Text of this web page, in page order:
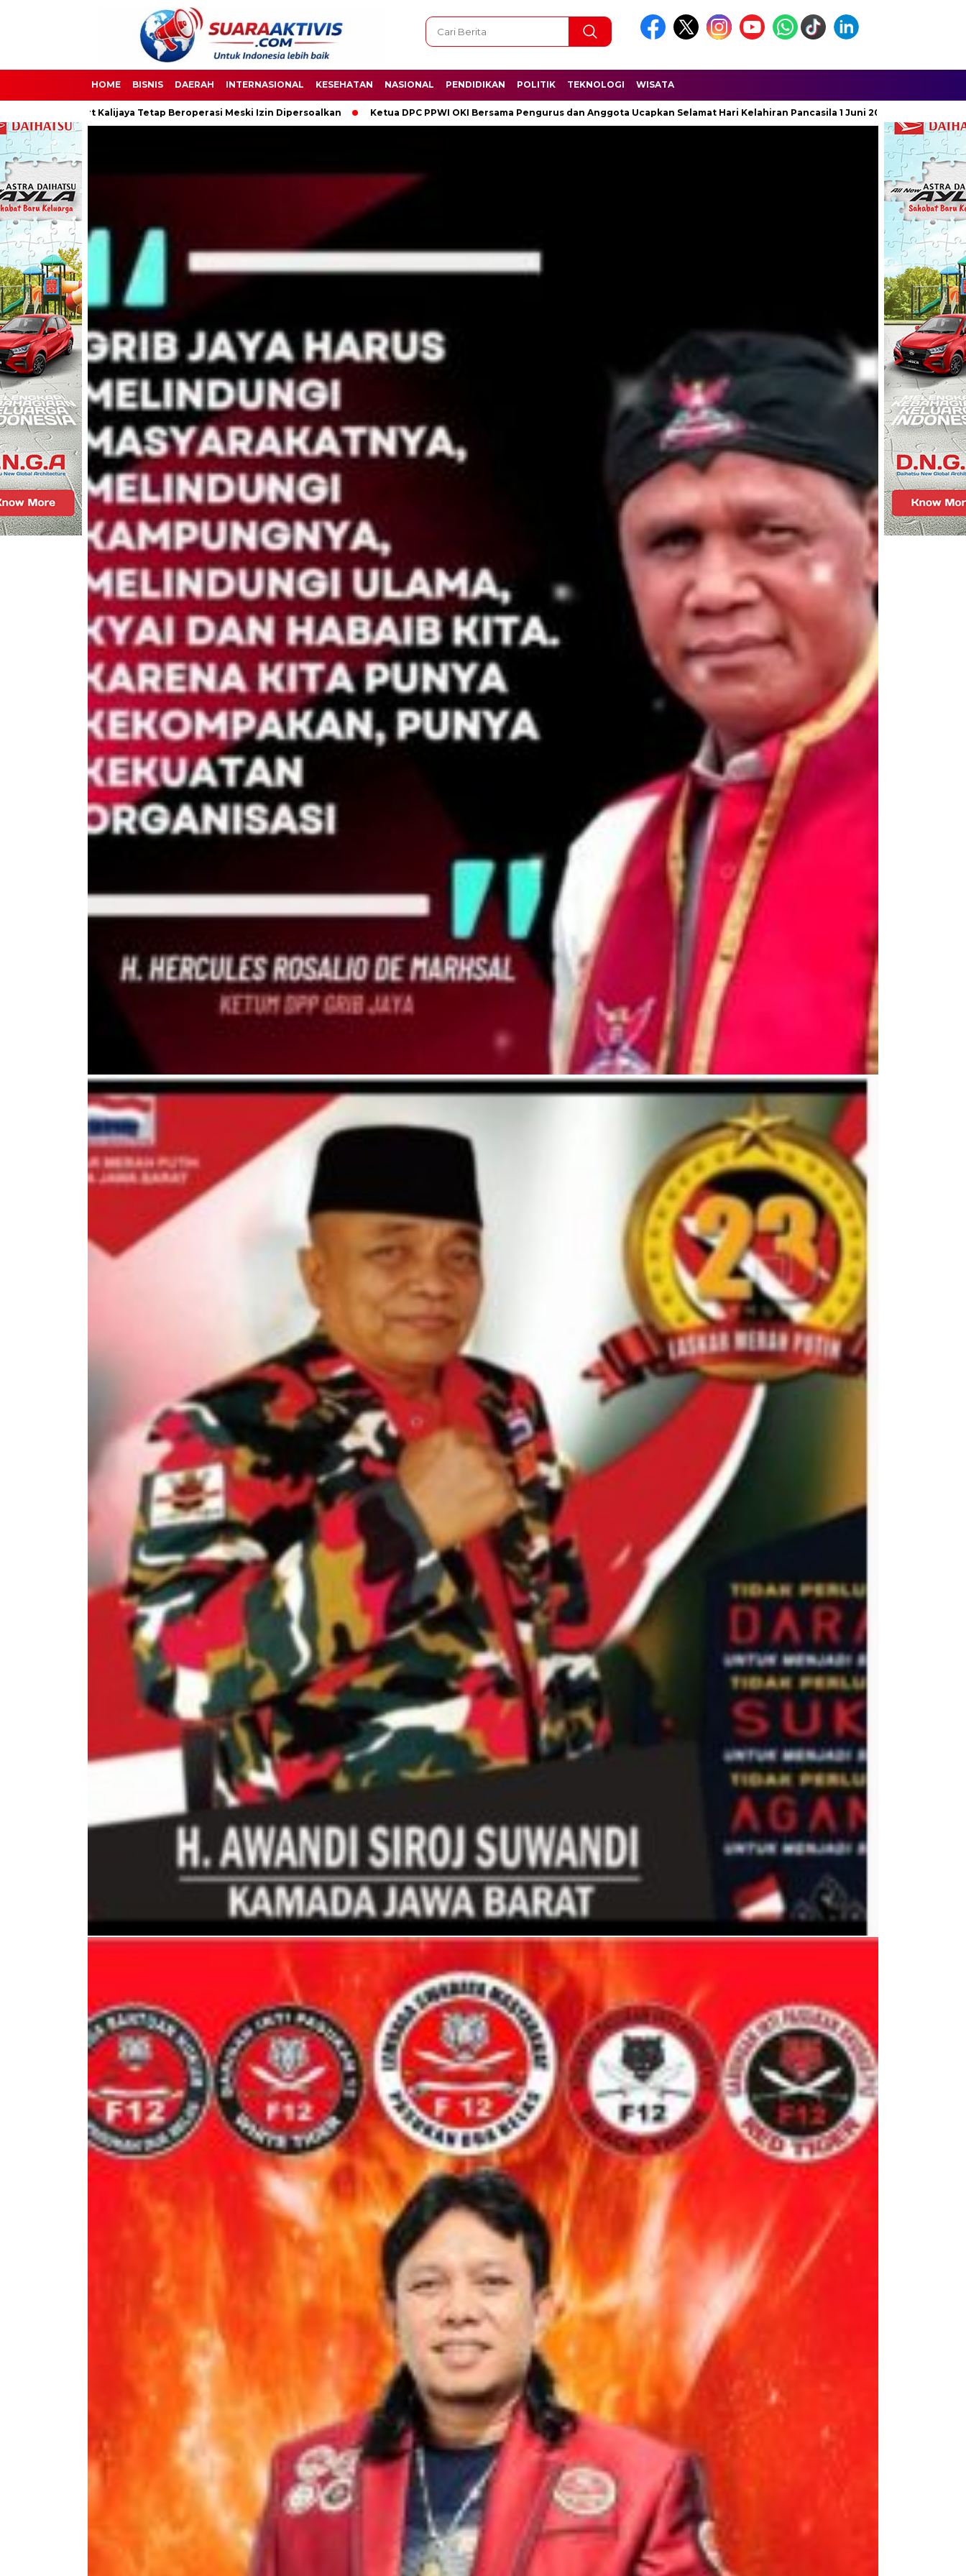
HOME BISNIS DAERAH INTERNASIONAL KESEHATAN NASIONAL PENDIDIKAN POLITIK TEKNOLOGI WISATA
Tetap Beroperasi Meski Izin Dipersoalkan Ketua DPC PPWI OKI Bersama Pengurus dan Anggota Ucapkan Selamat Hari Kelahiran Pancasila 1 Juni 2026 Ketua APDESI DPD Jawa Barat